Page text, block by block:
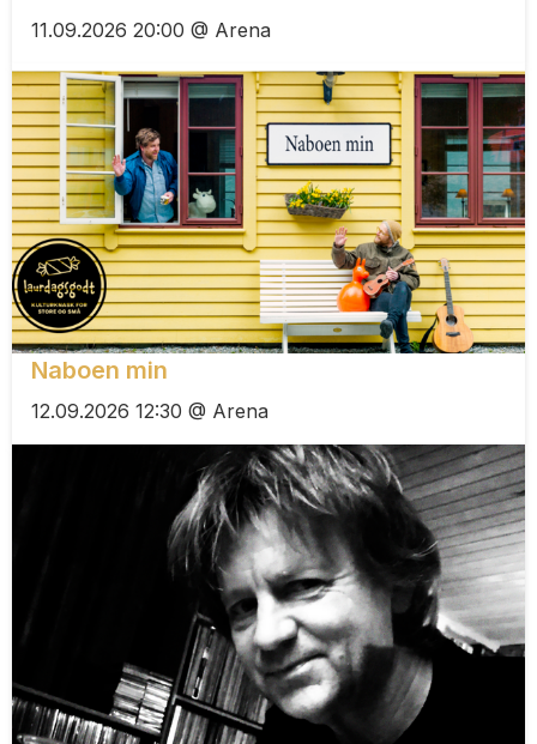
11.09.2026 20:00 @ Arena
Naboen min
12.09.2026 12:30 @ Arena